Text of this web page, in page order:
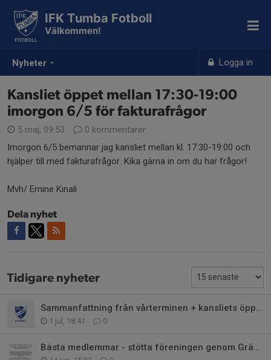
Nyheter Logga in
IFK Tumba Fotboll
Välkommen!
Kansliet öppet mellan 17:30-19:00
imorgon 6/5 för fakturafrågor
5 maj, 09:53
0 kommentarer
Imorgon 6/5 bemannar jag kansliet mellan kl. 17:30-19:00 och
hjälper till med fakturafrågor. Kika gärna in om du har frågor!
Mvh/ Emine Kinali
Dela nyhet
Tidigare nyheter
Sammanfattning från vårterminen + kansliets öppettider
1 jul, 18:41 0
Bästa medlemmar - stötta föreningen genom Gräsroten.